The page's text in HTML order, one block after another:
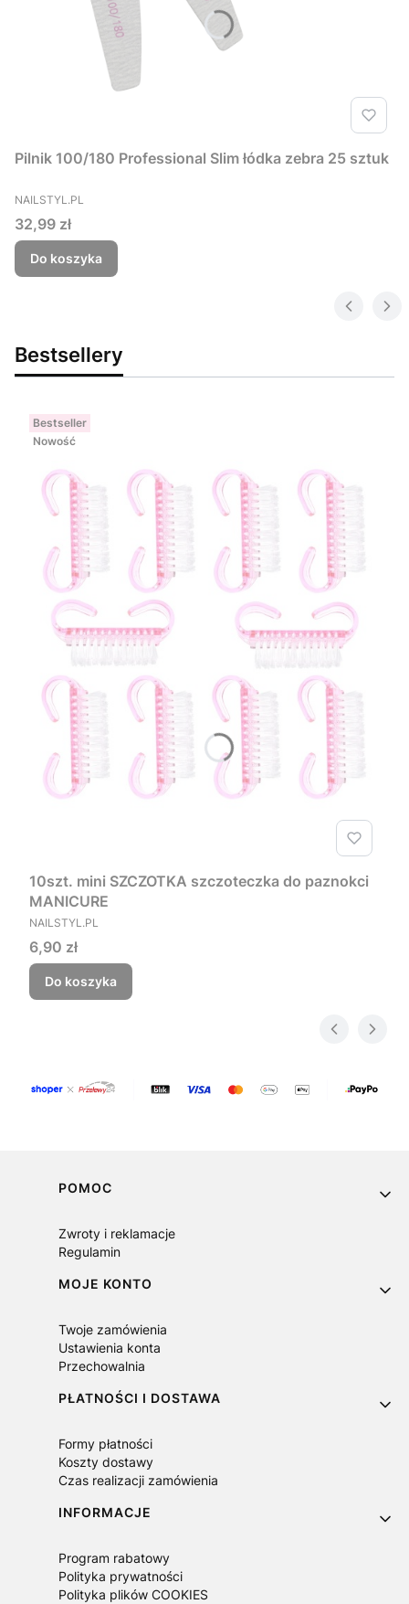
Pilnik 100/180 Professional Slim łódka zebra 25 sztuk
PRODUCENT
NAILSTYL.PL
Cena
32,99 zł
Do koszyka
Bestsellery
Bestseller
Nowość
10szt. mini SZCZOTKA szczoteczka do paznokci
MANICURE
PRODUCENT
NAILSTYL.PL
Cena
6,90 zł
Do koszyka
Linki w stopce
POMOC
Zwroty i reklamacje
Regulamin
MOJE KONTO
Twoje zamówienia
Ustawienia konta
Przechowalnia
PŁATNOŚCI I DOSTAWA
Formy płatności
Koszty dostawy
Czas realizacji zamówienia
INFORMACJE
Program rabatowy
Polityka prywatności
Polityka plików COOKIES